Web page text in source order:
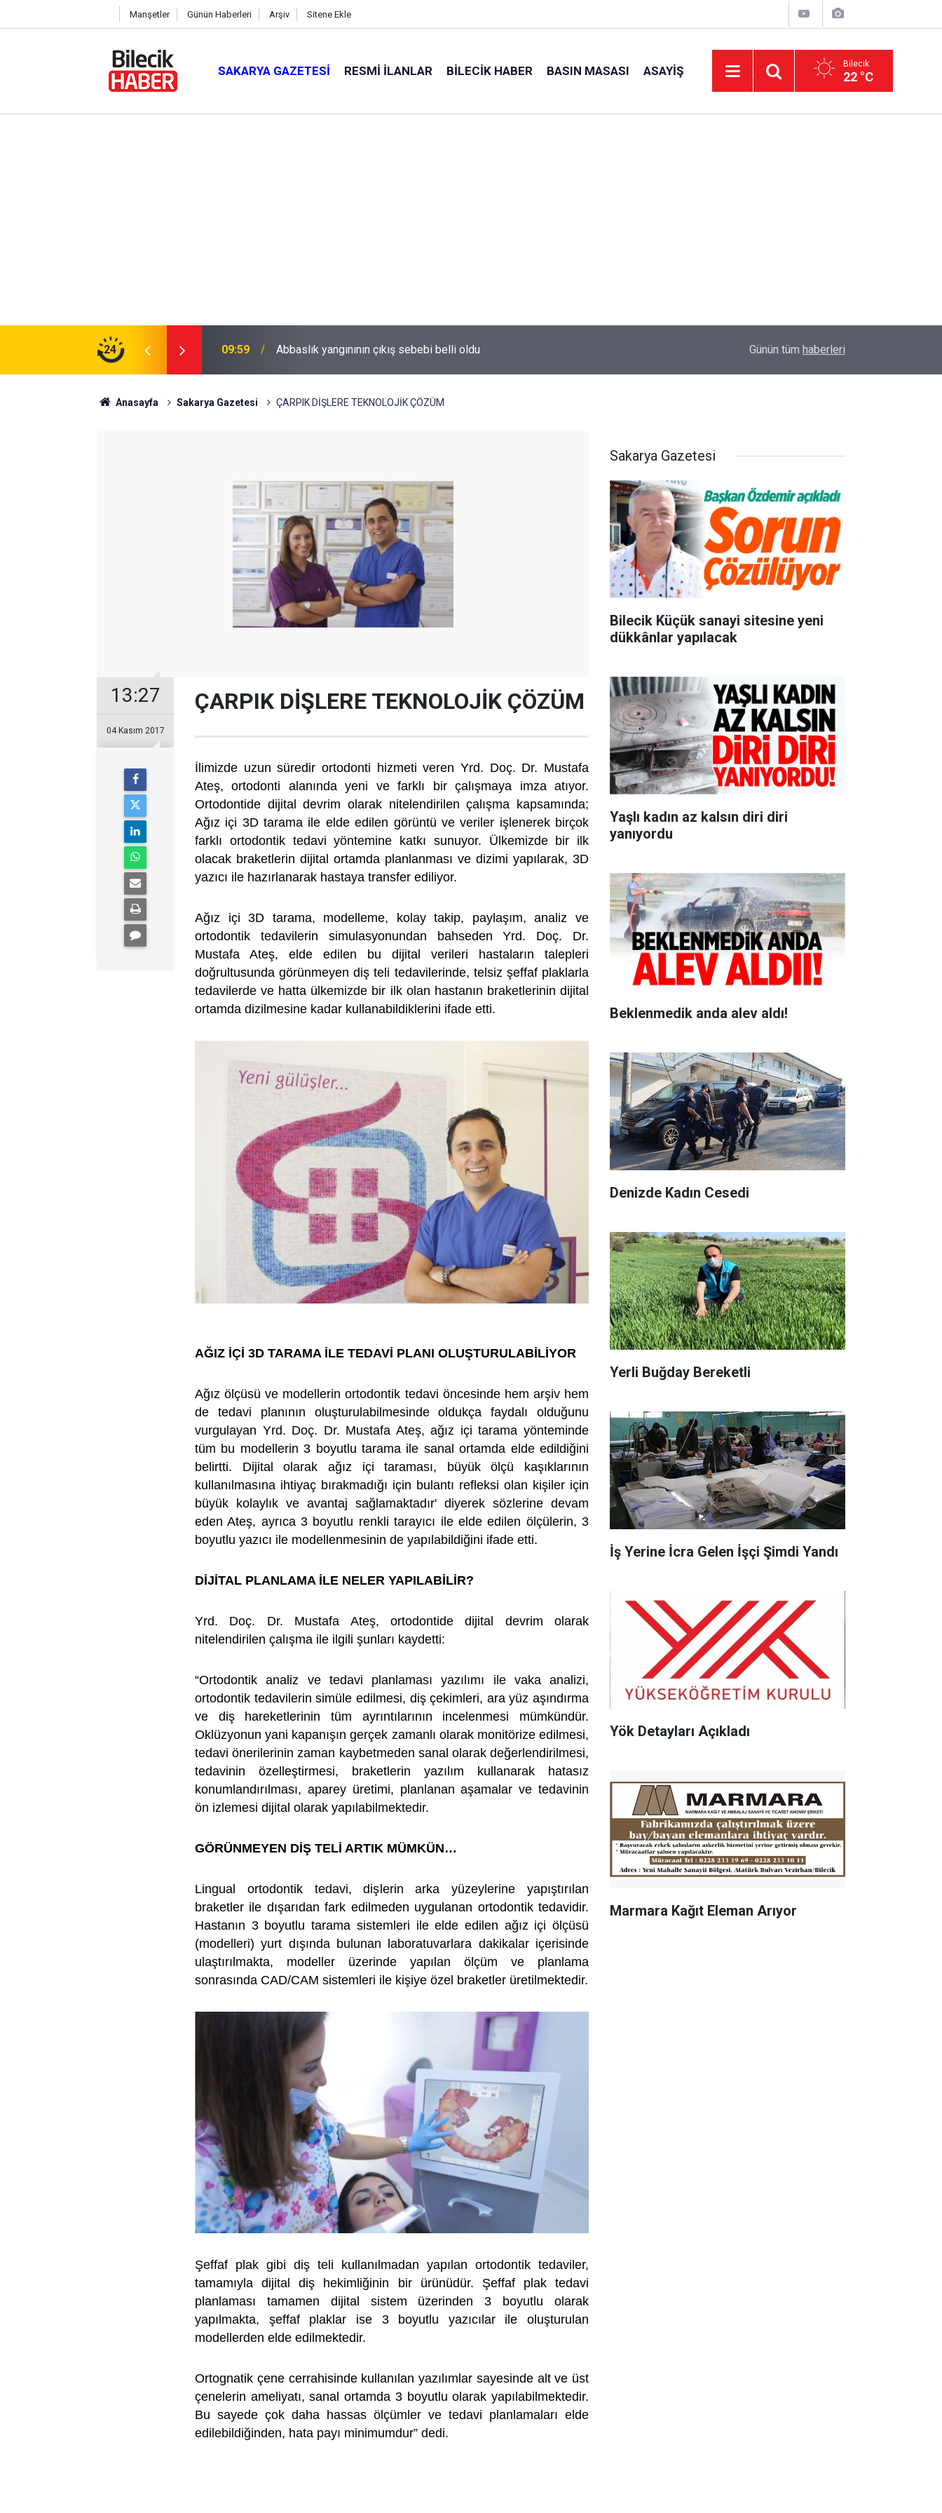
Manşetler Günün Haberleri Arşiv Sitene Ekle
SAKARYA GAZETESI RESMI İLANLAR BILECIK HABER BASIN MASASI ASAYIŞ Bilecik
22 °C
24 09:59 Abbaslık yangınının çıkış sebebi belli oldu Eskişehir'de ihbar edildi Bilecik'te bulundu
Günün tüm haberleri
Anasayfa Sakarya Gazetesi ÇARPIK DİŞLERE TEKNOLOJİK ÇÖZÜM
13:27
04 Kasım 2017
ÇARPIK DİŞLERE TEKNOLOJİK ÇÖZÜM
İlimizde uzun süredir ortodonti hizmeti veren Yrd. Doç. Dr. Mustafa
Ateş, ortodonti alanında yeni ve farklı bir çalışmaya imza atıyor.
Ortodontide dijital devrim olarak nitelendirilen çalışma kapsamında;
Ağız içi 3D tarama ile elde edilen görüntü ve veriler işlenerek birçok
farklı ortodontik tedavi yöntemine katkı sunuyor. Ülkemizde bir ilk
olacak braketlerin dijital ortamda planlanması ve dizimi yapılarak, 3D
yazıcı ile hazırlanarak hastaya transfer ediliyor.
Ağız içi 3D tarama, modelleme, kolay takip, paylaşım, analiz ve
ortodontik tedavilerin simulasyonundan bahseden Yrd. Doç. Dr.
Mustafa Ateş, elde edilen bu dijital verileri hastaların talepleri
doğrultusunda görünmeyen diş teli tedavilerinde, telsiz şeffaf plaklarla
tedavilerde ve hatta ülkemizde bir ilk olan hastanın braketlerinin dijital
ortamda dizilmesine kadar kullanabildiklerini ifade etti.
AĞIZ İÇİ 3D TARAMA İLE TEDAVİ PLANI OLUŞTURULABİLİYOR
Ağız ölçüsü ve modellerin ortodontik tedavi öncesinde hem arşiv hem
de tedavi planının oluşturulabilmesinde oldukça faydalı olduğunu
vurgulayan Yrd. Doç. Dr. Mustafa Ateş, ağız içi tarama yönteminde
tüm bu modellerin 3 boyutlu tarama ile sanal ortamda elde edildiğini
belirtti. Dijital olarak ağız içi taraması, büyük ölçü kaşıklarının
kullanılmasına ihtiyaç bırakmadığı için bulantı refleksi olan kişiler için
büyük kolaylık ve avantaj sağlamaktadır' diyerek sözlerine devam
eden Ateş, ayrıca 3 boyutlu renkli tarayıcı ile elde edilen ölçülerin, 3
boyutlu yazıcı ile modellenmesinin de yapılabildiğini ifade etti.
DİJİTAL PLANLAMA İLE NELER YAPILABİLİR?
Yrd. Doç. Dr. Mustafa Ateş, ortodontide dijital devrim olarak
nitelendirilen çalışma ile ilgili şunları kaydetti:
“Ortodontik analiz ve tedavi planlaması yazılımı ile vaka analizi,
ortodontik tedavilerin simüle edilmesi, diş çekimleri, ara yüz aşındırma
ve diş hareketlerinin tüm ayrıntılarının incelenmesi mümkündür.
Oklüzyonun yani kapanışın gerçek zamanlı olarak monitörize edilmesi,
tedavi önerilerinin zaman kaybetmeden sanal olarak değerlendirilmesi,
tedavinin özelleştirmesi, braketlerin yazılım kullanarak hatasız
konumlandırılması, aparey üretimi, planlanan aşamalar ve tedavinin
ön izlemesi dijital olarak yapılabilmektedir.
GÖRÜNMEYEN DİŞ TELİ ARTIK MÜMKÜN…
Lingual ortodontik tedavi, dişlerin arka yüzeylerine yapıştırılan
braketler ile dışarıdan fark edilmeden uygulanan ortodontik tedavidir.
Hastanın 3 boyutlu tarama sistemleri ile elde edilen ağız içi ölçüsü
(modelleri) yurt dışında bulunan laboratuvarlara dakikalar içerisinde
ulaştırılmakta, modeller üzerinde yapılan ölçüm ve planlama
sonrasında CAD/CAM sistemleri ile kişiye özel braketler üretilmektedir.
Şeffaf plak gibi diş teli kullanılmadan yapılan ortodontik tedaviler,
tamamıyla dijital diş hekimliğinin bir ürünüdür. Şeffaf plak tedavi
planlaması tamamen dijital sistem üzerinden 3 boyutlu olarak
yapılmakta, şeffaf plaklar ise 3 boyutlu yazıcılar ile oluşturulan
modellerden elde edilmektedir.
Ortognatik çene cerrahisinde kullanılan yazılımlar sayesinde alt ve üst
çenelerin ameliyatı, sanal ortamda 3 boyutlu olarak yapılabilmektedir.
Bu sayede çok daha hassas ölçümler ve tedavi planlamaları elde
edilebildiğinden, hata payı minimumdur” dedi.
Sakarya Gazetesi
Bilecik Küçük sanayi sitesine yeni
dükkânlar yapılacak
Yaşlı kadın az kalsın diri diri
yanıyordu
Beklenmedik anda alev aldı!
Denizde Kadın Cesedi
Yerli Buğday Bereketli
İş Yerine İcra Gelen İşçi Şimdi Yandı
Yök Detayları Açıkladı
Marmara Kağıt Eleman Arıyor